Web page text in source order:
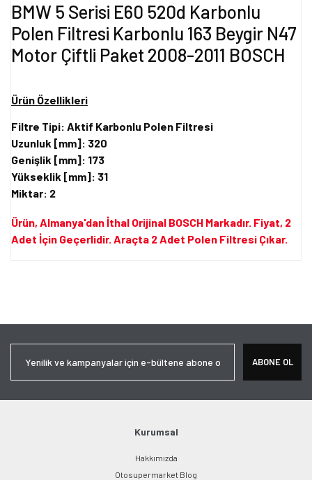
BMW 5 Serisi E60 520d Karbonlu
Polen Filtresi Karbonlu 163 Beygir N47
Motor Çiftli Paket 2008-2011 BOSCH
Ürün Özellikleri
Filtre Tipi: Aktif Karbonlu Polen Filtresi
Uzunluk [mm]: 320
Genişlik [mm]: 173
Yükseklik [mm]: 31
Miktar: 2
Ürün, Almanya'dan İthal Orijinal BOSCH Markadır. Fiyat, 2
Adet İçin Geçerlidir. Araçta 2 Adet Polen Filtresi Çıkar.
Ürün açıklamasında eksik bilgiler bulunuyor.
Bu ürüne benzer farklı alternatifler olmalı.
ABONE OL
Kurumsal
Hakkımızda
Otosupermarket Blog